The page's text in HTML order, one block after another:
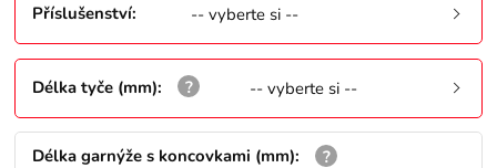
Příslušenství: -- vyberte si --
Délka tyče (mm): -- vyberte si --
Délka garnýže s koncovkami (mm):